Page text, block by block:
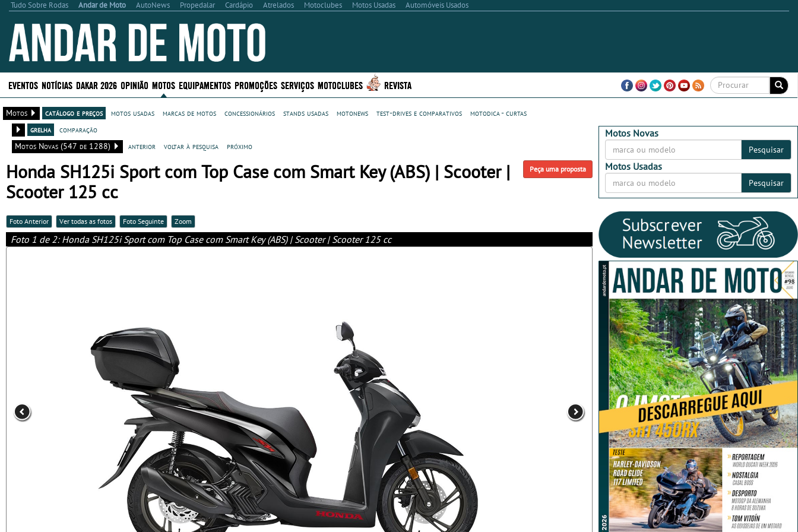
Tudo Sobre Rodas Andar de Moto AutoNews Propedalar Cardápio Atrelados Motoclubes Motos Usadas Automóveis Usados
EVENTOS NOTÍCIAS DAKAR 2026 OPINIÃO MOTOS EQUIPAMENTOS PROMOÇÕES SERVIÇOS MOTOCLUBES REVISTA
Motos catálogo e preços motos usadas marcas de motos concessionários stands usadas motonews test-drives e comparativos
motodica - curtas
grelha
comparação
Motos Novas (547 de 1288)
anterior voltar à pesquisa próximo
Peça uma proposta
Honda SH125i Sport com Top Case com Smart Key (ABS) | Scooter |
Scooter 125 cc
Foto Anterior Ver todas as fotos Foto Seguinte Zoom
Foto 1 de 2: Honda SH125i Sport com Top Case com Smart Key (ABS) | Scooter | Scooter 125 cc
Motos Novas
Pesquisar
Motos Usadas
Pesquisar